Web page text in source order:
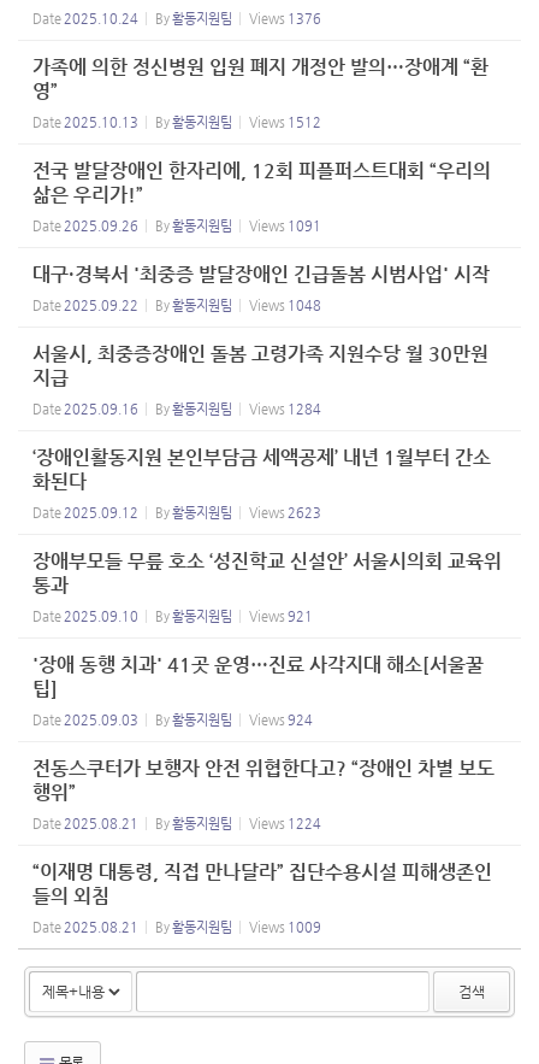
Date 2025.10.24 By활동지원팀 Views 1376
가족에 의한 정신병원 입원 폐지 개정안 발의…장애계 “환
영”
Date 2025.10.13 By활동지원팀 Views 1512
전국 발달장애인 한자리에, 12회 피플퍼스트대회 “우리의
삶은 우리가!”
Date 2025.09.26 By활동지원팀 Views 1091
대구·경북서 '최중증 발달장애인 긴급돌봄 시범사업' 시작
Date 2025.09.22 By활동지원팀 Views 1048
서울시, 최중증장애인 돌봄 고령가족 지원수당 월 30만원
지급
Date 2025.09.16 By활동지원팀 Views 1284
‘장애인활동지원 본인부담금 세액공제’ 내년 1월부터 간소
화된다
Date 2025.09.12 By활동지원팀 Views 2623
장애부모들 무릎 호소 ‘성진학교 신설안’ 서울시의회 교육위
통과
Date 2025.09.10 By활동지원팀 Views 921
'장애 동행 치과' 41곳 운영…진료 사각지대 해소[서울꿀
팁]
Date 2025.09.03 By활동지원팀 Views 924
전동스쿠터가 보행자 안전 위협한다고? “장애인 차별 보도
행위”
Date 2025.08.21 By활동지원팀 Views 1224
“이재명 대통령, 직접 만나달라” 집단수용시설 피해생존인
들의 외침
Date 2025.08.21 By활동지원팀 Views 1009
검색